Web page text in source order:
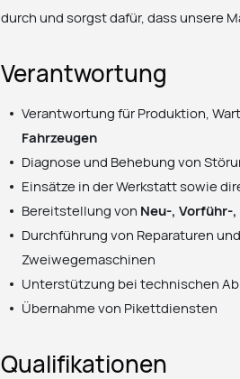
durch und sorgst dafür, dass unsere
Verantwortung
Verantwortung für Produktion,
Fahrzeugen
Diagnose und Behebung von
Einsätze in der Werkstatt sowie
Bereitstellung von Neu-, Vorführ-
Durchführung von Reparaturen
Zweiwegemaschinen
Unterstützung bei technischen
Übernahme von Pikettdiensten
Qualifikationen